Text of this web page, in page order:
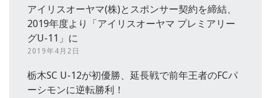
アイリスオーヤマ(株)とスポンサー契約を締結、
2019年度より「アイリスオーヤマ プレミアリー
グU-11」に
2019年4月2日
栃木SC U-12が初優勝、延長戦で前年王者のFCパ
ーシモンに逆転勝利！